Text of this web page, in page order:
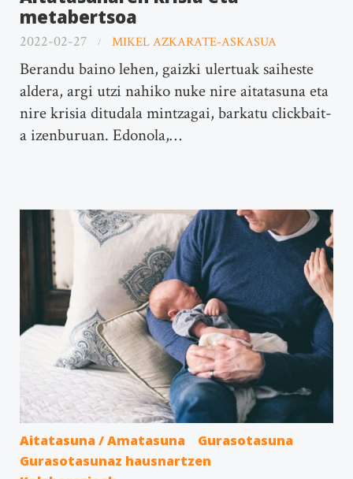
metabertsoa
2022-02-27 MIKEL AZKARATE-ASKASUA
Berandu baino lehen, gaizki ulertuak saiheste
aldera, argi utzi nahiko nuke nire aitatasuna eta
nire krisia ditudala mintzagai, barkatu clickbait-
a izenburuan. Edonola,…
Aitatasuna / Amatasuna
Gurasotasuna
Gurasotasunaz hausnartzen